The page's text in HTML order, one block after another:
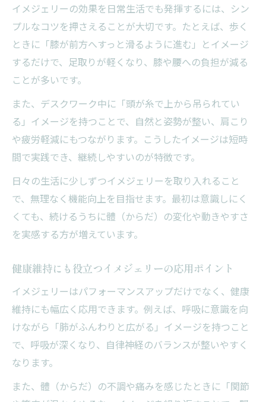
イメジェリーの効果を日常生活でも発揮するには、シン
プルなコツを押さえることが大切です。たとえば、歩く
ときに「膝が前方へすっと滑るように進む」とイメージ
するだけで、足取りが軽くなり、膝や腰への負担が減る
ことが多いです。
また、デスクワーク中に「頭が糸で上から吊られてい
る」イメージを持つことで、自然と姿勢が整い、肩こり
や疲労軽減にもつながります。こうしたイメージは短時
間で実践でき、継続しやすいのが特徴です。
日々の生活に少しずつイメジェリーを取り入れること
で、無理なく機能向上を目指せます。最初は意識しにく
くても、続けるうちに體（からだ）の変化や動きやすさ
を実感する方が増えています。
健康維持にも役立つイメジェリーの応用ポイント
イメジェリーはパフォーマンスアップだけでなく、健康
維持にも幅広く応用できます。例えば、呼吸に意識を向
けながら「肺がふんわりと広がる」イメージを持つこと
で、呼吸が深くなり、自律神経のバランスが整いやすく
なります。
また、體（からだ）の不調や痛みを感じたときに「関節